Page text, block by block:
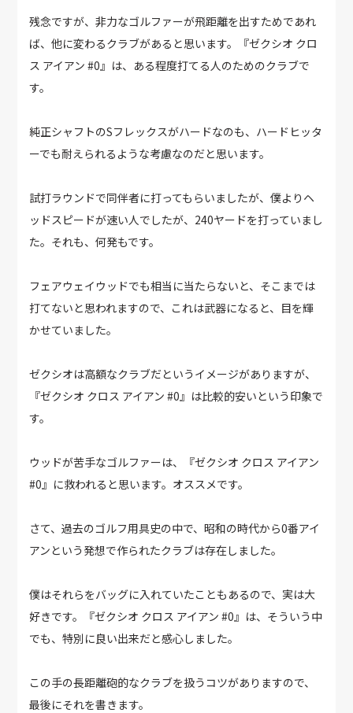
残念ですが、非力なゴルファーが飛距離を出すためであれ
ば、他に変わるクラブがあると思います。『ゼクシオ クロ
ス アイアン #0』は、ある程度打てる人のためのクラブで
す。
純正シャフトのSフレックスがハードなのも、ハードヒッタ
ーでも耐えられるような考慮なのだと思います。
試打ラウンドで同伴者に打ってもらいましたが、僕よりヘ
ッドスピードが速い人でしたが、240ヤードを打っていまし
た。それも、何発もです。
フェアウェイウッドでも相当に当たらないと、そこまでは
打てないと思われますので、これは武器になると、目を輝
かせていました。
ゼクシオは高額なクラブだというイメージがありますが、
『ゼクシオ クロス アイアン #0』は比較的安いという印象で
す。
ウッドが苦手なゴルファーは、『ゼクシオ クロス アイアン
#0』に救われると思います。オススメです。
さて、過去のゴルフ用具史の中で、昭和の時代から0番アイ
アンという発想で作られたクラブは存在しました。
僕はそれらをバッグに入れていたこともあるので、実は大
好きです。『ゼクシオ クロス アイアン #0』は、そういう中
でも、特別に良い出来だと感心しました。
この手の長距離砲的なクラブを扱うコツがありますので、
最後にそれを書きます。